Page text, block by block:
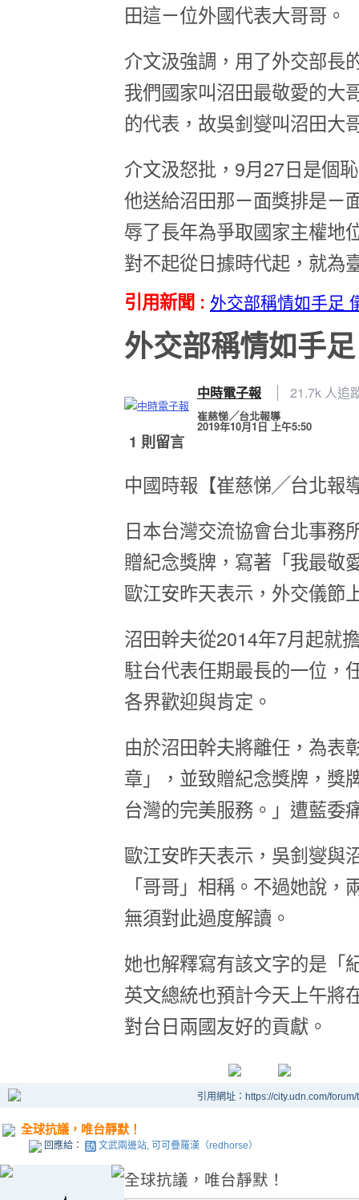
田這ㄧ位外國代表大哥哥。
介文汲強調，用了外交部長
我們國家叫沼田最敬愛的大
的代表，故吳釗燮叫沼田大
介文汲怒批，9月27日是個
他送給沼田那ㄧ面獎排是ㄧ
辱了長年為爭取國家主權地
對不起從日據時代起，就為
引用新聞 : 外交部稱情如手足
外交部稱情如手
中時電子報 21.7k 人追
崔慈悌╱台北報導
2019年10月1日 上午5:50
1 則留言
中國時報【崔慈悌╱台北報
日本台灣交流協會台北事務
贈紀念獎牌，寫著「我最敬
歐江安昨天表示，外交儀節
沼田幹夫從2014年7月起就
駐台代表任期最長的一位，
各界歡迎與肯定。
由於沼田幹夫將離任，為表
章」，並致贈紀念獎牌，獎
台灣的完美服務。」遭藍委
歐江安昨天表示，吳釗燮與
「哥哥」相稱。不過她說
無須對此過度解讀。
她也解釋寫有該文字的是「
英文總統也預計今天上午將
對台日兩國友好的貢獻。
引用網址：https://city.udn.com/
全球抗議，唯台靜默！
回應給： 文武兩邊站, 可可疊羅漢（redhorse）
全球抗議，唯台靜默！